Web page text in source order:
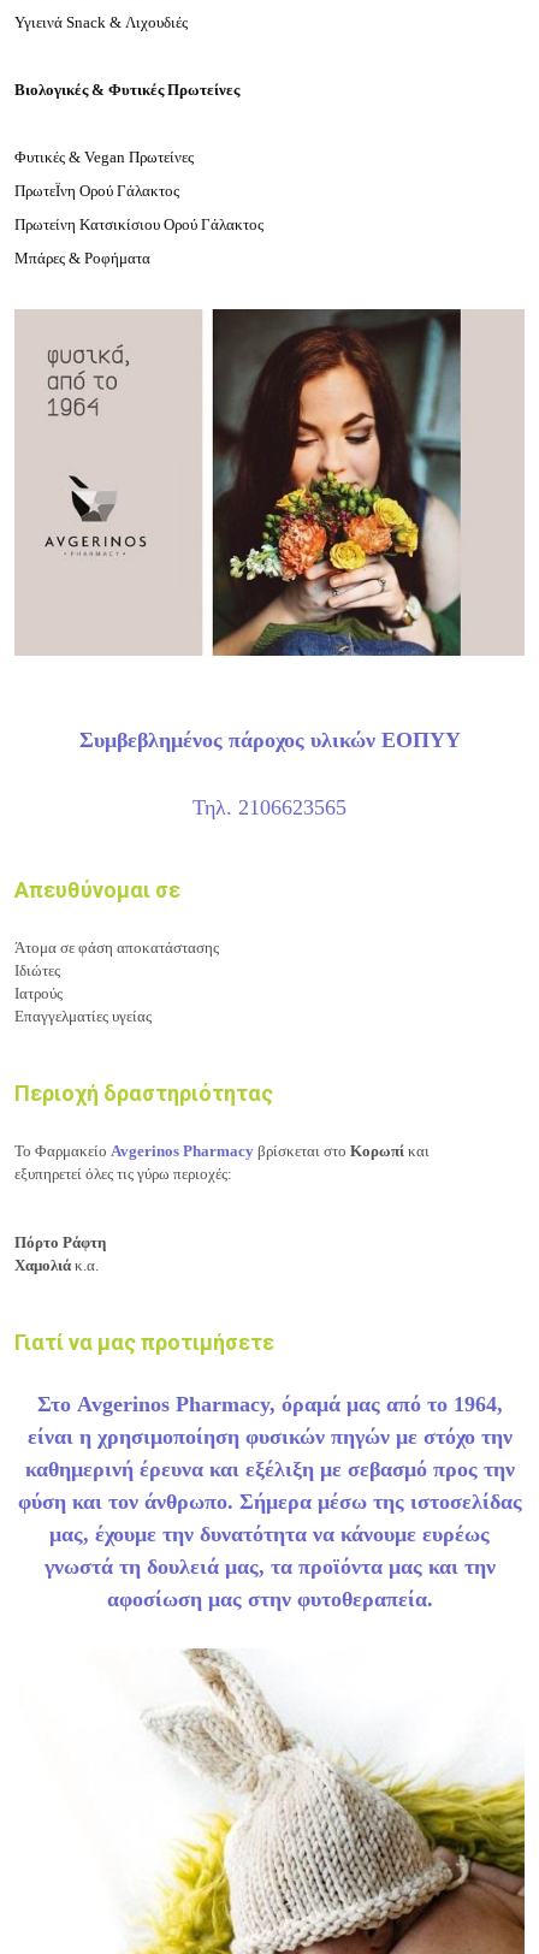
Υγιεινά Snack & Λιχουδιές
Βιολογικές & Φυτικές Πρωτείνες
Φυτικές & Vegan Πρωτείνες
ΠρωτεΪνη Ορού Γάλακτος
Πρωτείνη Κατσικίσιου Ορού Γάλακτος
Μπάρες & Ροφήματα
Συμβεβλημένος πάροχος υλικών ΕΟΠΥΥ
Τηλ. 2106623565
Απευθύνομαι σε
Άτομα σε φάση αποκατάστασης
Ιδιώτες
Ιατρούς
Επαγγελματίες υγείας
Περιοχή δραστηριότητας
Το Φαρμακείο Avgerinos Pharmacy βρίσκεται στο Κορωπί και
εξυπηρετεί όλες τις γύρω περιοχές:
Πόρτο Ράφτη
Χαμολιά κ.α.
Γιατί να μας προτιμήσετε
Στο Avgerinos Pharmacy, όραμά μας από το 1964,
είναι η χρησιμοποίηση φυσικών πηγών με στόχο την
καθημερινή έρευνα και εξέλιξη με σεβασμό προς την
φύση και τον άνθρωπο. Σήμερα μέσω της ιστοσελίδας
μας, έχουμε την δυνατότητα να κάνουμε ευρέως
γνωστά τη δουλειά μας, τα προϊόντα μας και την
αφοσίωση μας στην φυτοθεραπεία.